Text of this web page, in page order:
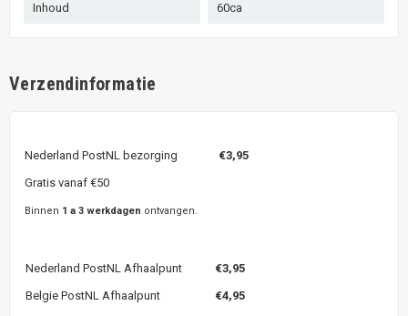
Inhoud 60ca
Verzendinformatie
Nederland PostNL bezorging €3,95
Gratis vanaf €50
Binnen 1 a 3 werkdagen ontvangen.
Nederland PostNL Afhaalpunt €3,95
Belgie PostNL Afhaalpunt
€4,95